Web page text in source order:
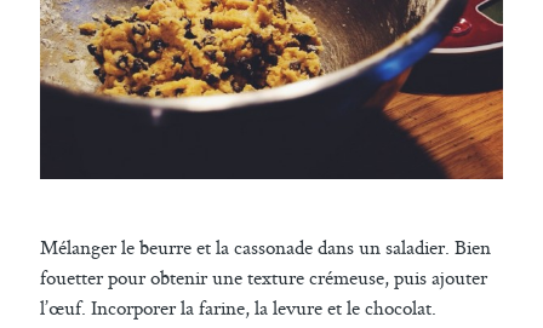
Mélanger le beurre et la cassonade dans un saladier. Bien
fouetter pour obtenir une texture crémeuse, puis ajouter
l’œuf. Incorporer la farine, la levure et le chocolat.